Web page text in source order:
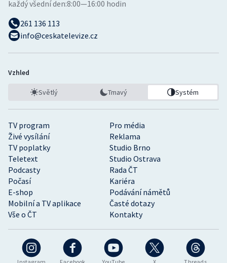
TV program
Pro média
Živé vysílání
Reklama
TV poplatky
Studio Brno
Teletext
Studio Ostrava
Podcasty
Rada ČT
Počasí
Kariéra
E-shop
Podávání námětů
Mobilní a TV aplikace
Časté dotazy
Vše o ČT
Kontakty
každý všední den:8:00—16:00 hodin
261 136 113
info@ceskatelevize.cz
Vzhled
Světlý Tmavý Systém